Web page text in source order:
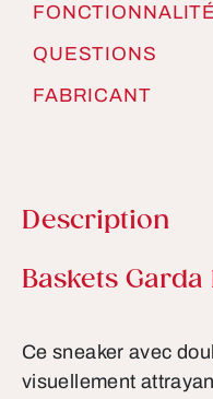
QUESTIONS
FABRICANT
Description
Informations
Baskets Garda
Ce sneaker avec
visuellement